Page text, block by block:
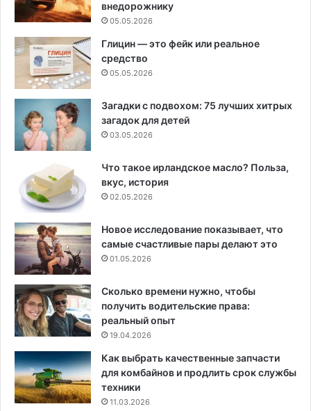
внедорожнику
05.05.2026
Глицин — это фейк или реальное
средство
05.05.2026
Загадки с подвохом: 75 лучших хитрых
загадок для детей
03.05.2026
Что такое ирландское масло? Польза,
вкус, история
02.05.2026
Новое исследование показывает, что
самые счастливые пары делают это
01.05.2026
Сколько времени нужно, чтобы
получить водительские права:
реальный опыт
19.04.2026
Как выбрать качественные запчасти
для комбайнов и продлить срок службы
техники
11.03.2026